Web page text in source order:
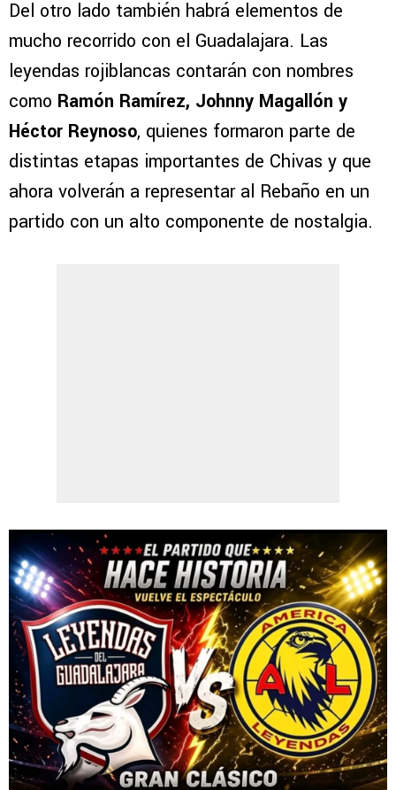
Del otro lado también habrá elementos de
mucho recorrido con el Guadalajara. Las
leyendas rojiblancas contarán con nombres
como Ramón Ramírez, Johnny Magallón y
Héctor Reynoso, quienes formaron parte de
distintas etapas importantes de Chivas y que
ahora volverán a representar al Rebaño en un
partido con un alto componente de nostalgia.